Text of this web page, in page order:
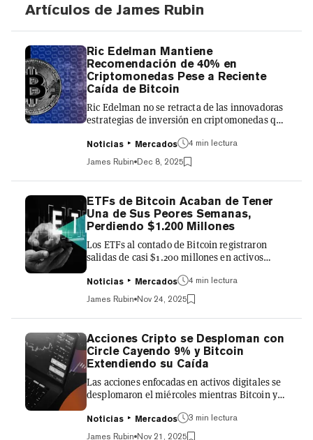
Artículos de James Rubin
Ric Edelman Mantiene
Recomendación de 40% en
Criptomonedas Pese a Reciente
Caída de Bitcoin
Ric Edelman no se retracta de las innovadoras
estrategias de inversión en criptomonedas que
permanece lejos de sus máximos históricos
récord. El fundador del Digital Assets Council
of Financial Professionals ve el entorno actual
—con Bitcoin cayendo por debajo de $90.000
entrando al fin de semana—como una
oportunidad para comprar el activo antes de
que inevitablemente recupere impulso. "Ahora
mismo, el mensaje es simple y convincente",
señaló reciente...
Noticias Mercados
4 min lectura
James Rubin Dec 8, 2025
ETFs de Bitcoin Acaban de Tener
Una de Sus Peores Semanas,
Perdiendo $1.200 Millones
Los ETFs al contado de Bitcoin registraron
salidas de casi $1.200 millones en activos
los 22 meses de historia de los fondos, a pesar
de recuperar terreno el viernes. Las salidas de
noviembre de los 11 fondos, que alcanzaron un
récord mensual de $3.790 millones el jueves,
se mantuvieron aproximadamente en el
mismo total que el máximo histórico anterior—
establecido en febrero—después del repunte
del viernes, según datos del administrador de
activos b...
Noticias Mercados
4 min lectura
James Rubin Nov 24, 2025
Acciones Cripto se Desploman con
Circle Cayendo 9% y Bitcoin
Extendiendo su Caída
Las acciones enfocadas en activos digitales se
desplomaron el miércoles mientras Bitcoin y
reciente caída, incluso cuando las acciones
tecnológicas se estabilizaban. El emisor de
Noticias Mercados
3 min lectura
James Rubin Nov 21, 2025